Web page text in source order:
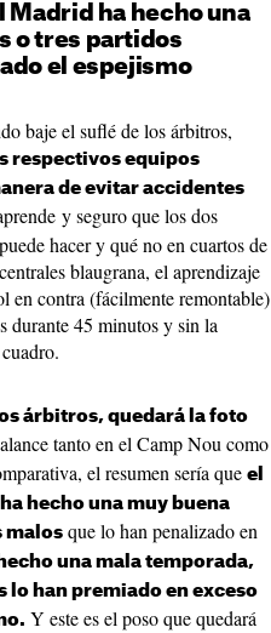
Madrid ha hecho una
o tres partidos
el espejismo
baje el suflé de los árbitros,
respectivos equipos
de evitar accidentes
y seguro que los dos
hacer y qué no en cuartos de
blaugrana, el aprendizaje
en contra (fácilmente remontable)
durante 45 minutos y sin la
árbitros, quedará la foto
tanto en el Camp Nou como
el resumen sería que el
hecho una muy buena
malos que lo han penalizado en
una mala temporada,
lo han premiado en exceso
Y este es el poso que quedará